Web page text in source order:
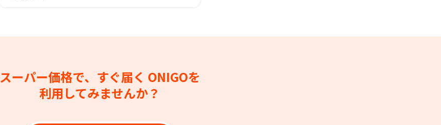
スーパー価格で、すぐ届く ONIGOを
利用してみませんか？